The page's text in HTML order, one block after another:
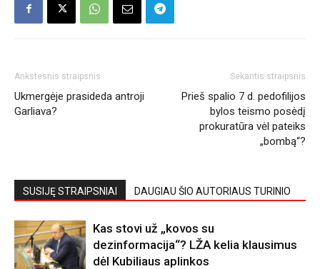
Ankstesnis straipsnis
Ukmergėje prasideda antroji
Garliava?
Sekantis straipsnis
Prieš spalio 7 d. pedofilijos
bylos teismo posėdį
prokuratūra vėl pateiks
„bombą“?
SUSIJĘ STRAIPSNIAI DAUGIAU ŠIO AUTORIAUS TURINIO
Kas stovi už „kovos su
dezinformacija“? LŽA kelia klausimus
dėl Kubiliaus aplinkos